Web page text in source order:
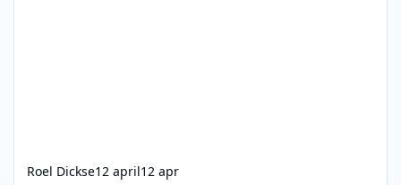
Roel Dickse12 april12 apr